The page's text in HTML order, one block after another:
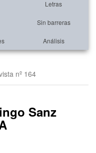
Letras
Sin barreras
Análisis
nº 164
Sanz